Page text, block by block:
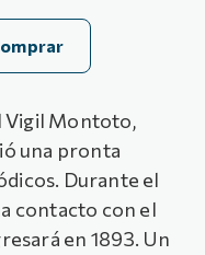
Vigil Montoto,
una pronta
Durante el
contacto con el
en 1893. Un